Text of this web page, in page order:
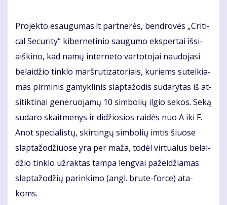
Pro­jek­to esau­gu­mas.lt part­ne­rės, ben­dro­vės „Cri­ti­
cal Se­cu­ri­ty“ ki­ber­ne­ti­nio sau­gu­mo eks­per­tai iš­si­
aiš­ki­no, kad na­mų in­ter­ne­to var­to­to­jai nau­do­ja­si
be­lai­džio tin­klo marš­ru­ti­za­to­riais, ku­riems su­tei­kia­
mas pir­mi­nis ga­myk­li­nis slap­ta­žo­dis su­da­ry­tas iš at­
si­tik­ti­nai ge­ne­ruo­ja­mų 10 sim­bo­lių il­gio se­kos. Se­ką
su­da­ro skait­me­nys ir di­džio­sios rai­dės nuo A iki F.
Anot spe­cia­lis­tų, skir­tin­gų sim­bo­lių im­tis šiuo­se
slap­ta­žo­džiuo­se yra per ma­ža, to­dėl vir­tu­a­lus be­lai­
džio tin­klo už­rak­tas tam­pa leng­vai pa­žei­džia­mas
slap­ta­žo­džių pa­rin­ki­mo (angl. bru­te-for­ce) ata­
koms.